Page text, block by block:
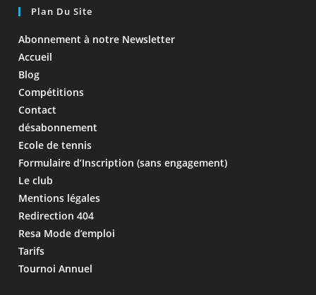
Plan Du Site
Abonnement à notre Newsletter
Accueil
Blog
Compétitions
Contact
désabonnement
Ecole de tennis
Formulaire d’Inscription (sans engagement)
Le club
Mentions légales
Redirection 404
Resa Mode d’emploi
Tarifs
Tournoi Annuel